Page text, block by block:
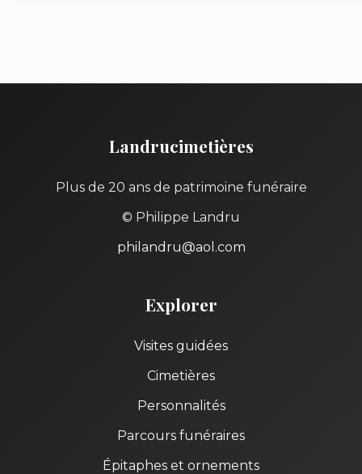
Landrucimetières
Plus de 20 ans de patrimoine funéraire
© Philippe Landru
philandru@aol.com
Explorer
Visites guidées
Cimetières
Personnalités
Parcours funéraires
Épitaphes et ornements